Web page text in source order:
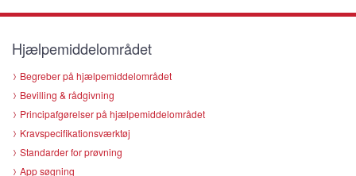
Hjælpemiddelområdet
Begreber på hjælpemiddelområdet
Bevilling & rådgivning
Principafgørelser på hjælpemiddelområdet
Kravspecifikationsværktøj
Standarder for prøvning
App søgning